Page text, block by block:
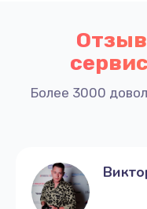
Более 3000